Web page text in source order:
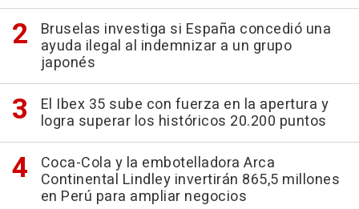
Bruselas investiga si España concedió una
ayuda ilegal al indemnizar a un grupo
japonés
El Ibex 35 sube con fuerza en la apertura y
logra superar los históricos 20.200 puntos
Coca-Cola y la embotelladora Arca
Continental Lindley invertirán 865,5 millones
en Perú para ampliar negocios